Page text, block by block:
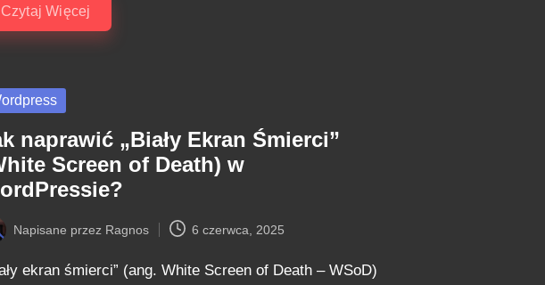
Czytaj Więcej
naprawić „Biały Ekran Śmierci”
Screen of Death) w
Napisane przez Ragnos 6 czerwca, 2025
ekran śmierci” (ang. White Screen of Death – WSoD)